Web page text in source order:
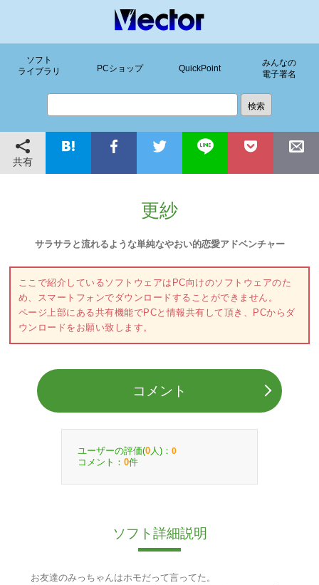
ソフト
ライブラリ
PCショップ QuickPoint
みんなの
電子署名
共有
更紗
サラサラと流れるような単純なやおい的恋愛アドベンチャー
ここで紹介しているソフトウェアはPC向けのソフトウェアのた
め、スマートフォンでダウンロードすることができません。
ページ上部にある共有機能でPCと情報共有して頂き、PCからダ
ウンロードをお願い致します。
コメント
ユーザーの評価(0 人)： 0
コメント： 0件
ソフト詳細説明
お友達のみっちゃんはホモだって言ってた。